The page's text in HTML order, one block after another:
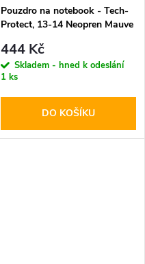
Pouzdro na notebook - Tech-
Protect, 13-14 Neopren Mauve
444 Kč
Skladem - hned k odeslání
1 ks
DO KOŠÍKU